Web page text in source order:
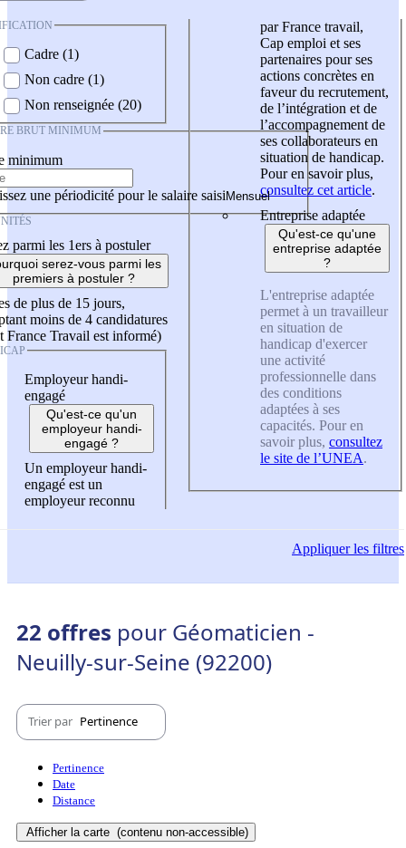
Cadre (1)
Non cadre (1)
Non renseignée (20)
BRUT MINIMUM
minimum
une périodicité pour le salaire saisi
parmi les 1ers à postuler
serez-vous parmi les
premiers à postuler ?
de plus de 15 jours,
moins de 4 candidatures
France Travail est informé)
Employeur handi-
engagé
Qu'est-ce qu'un
employeur handi-
engagé ?
Un employeur handi-
engagé est un
employeur reconnu
par France travail,
Cap emploi et ses
partenaires pour ses
actions concrètes en
faveur du recrutement,
de l’intégration et de
l’accompagnement de
ses collaborateurs en
situation de handicap.
Pour en savoir plus,
consultez cet article.
Entreprise adaptée
Qu'est-ce qu'une
entreprise adaptée
?
L'entreprise adaptée
permet à un travailleur
en situation de
handicap d'exercer
une activité
professionnelle dans
des conditions
adaptées à ses
capacités. Pour en
savoir plus, consultez
le site de l’UNEA.
Appliquerles filtres
22 offres pour Géomaticien -
Neuilly-sur-Seine (92200)
Trier par Pertinence
Pertinence
Date
Distance
Afficher la carte (contenu non-accessible)